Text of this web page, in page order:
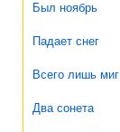
Был ноябрь
Падает снег
Всего лишь миг
Два сонета